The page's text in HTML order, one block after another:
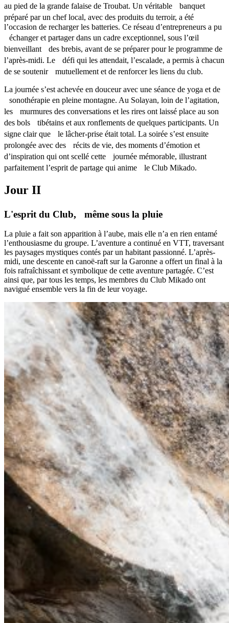
au pied de la grande falaise de Troubat. Un véritable banquet
préparé par un chef local, avec des produits du terroir, a été
l’occasion de recharger les batteries. Ce réseau d’entrepreneurs a pu
échanger et partager dans un cadre exceptionnel, sous l’œil
bienveillant des brebis, avant de se préparer pour le programme de
l’après-midi. Le défi qui les attendait, l’escalade, a permis à chacun
de se soutenir mutuellement et de renforcer les liens du club.
La journée s’est achevée en douceur avec une séance de yoga et de
sonothérapie en pleine montagne. Au Solayan, loin de l’agitation,
les murmures des conversations et les rires ont laissé place au son
des bols tibétains et aux ronflements de quelques participants. Un
signe clair que le lâcher-prise était total. La soirée s’est ensuite
prolongée avec des récits de vie, des moments d’émotion et
d’inspiration qui ont scellé cette journée mémorable, illustrant
parfaitement l’esprit de partage qui anime le Club Mikado.
Jour II
L'esprit du Club, même sous la pluie
La pluie a fait son apparition à l’aube, mais elle n’a en rien entamé
l’enthousiasme du groupe. L’aventure a continué en VTT, traversant
les paysages mystiques contés par un habitant passionné. L’après-
midi, une descente en canoë-raft sur la Garonne a offert un final à la
fois rafraîchissant et symbolique de cette aventure partagée. C’est
ainsi que, par tous les temps, les membres du Club Mikado ont
navigué ensemble vers la fin de leur voyage.